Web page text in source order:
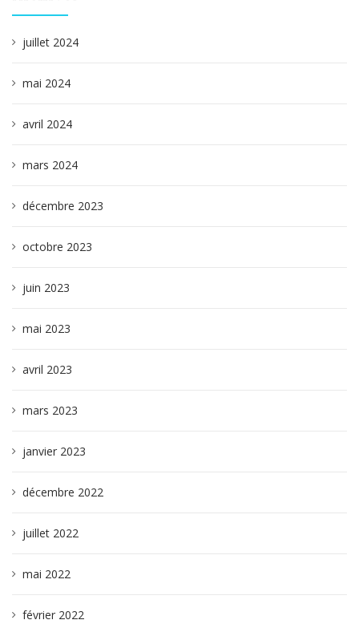
juillet 2024
mai 2024
avril 2024
mars 2024
décembre 2023
octobre 2023
juin 2023
mai 2023
avril 2023
mars 2023
janvier 2023
décembre 2022
juillet 2022
mai 2022
février 2022